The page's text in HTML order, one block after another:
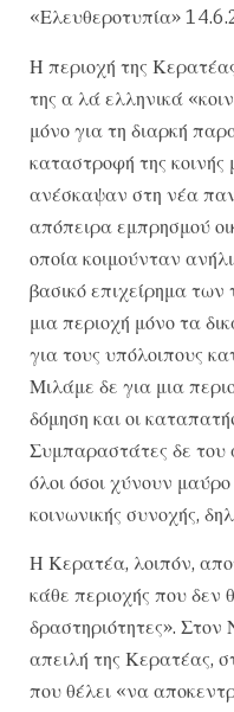
«Ελευθεροτυπία»
Η περιοχή της
της α λά ελληνικά
μόνο για τη διαρκή
καταστροφή της
ανέσκαψαν στη νέα
απόπειρα εμπρησμού
οποία κοιμούνταν
βασικό επιχείρημα των
μια περιοχή μόνο τα
για τους υπόλοιπους
Μιλάμε δε για μια
δόμηση και οι
Συμπαραστάτες δε του
όλοι όσοι χύνουν
κοινωνικής συνοχής,
Η Κερατέα, λοιπόν,
κάθε περιοχής που δεν
δραστηριότητες».
απειλή της Κερατέας,
που θέλει «να